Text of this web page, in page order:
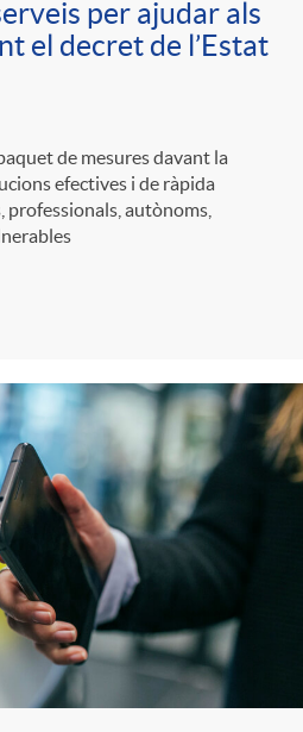
per ajudar als
el decret de l’Estat
de mesures davant la
efectives i de ràpida
autònoms,